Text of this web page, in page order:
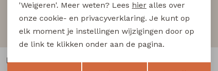
Rokken
Hoe we met je data omgaan? Bekijk dit in onze
privacyverklaring.
Klantenservice
Terug Opslaan
'Weigeren'. Meer weten? Lees hier alles over
onze cookie- en privacyverklaring. Je kunt op
elk moment je instellingen wijzigingen door op
de link te klikken onder aan de pagina.